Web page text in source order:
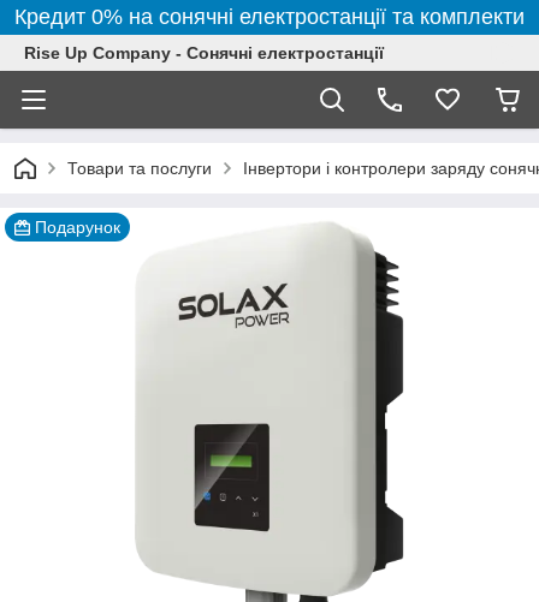
Кредит 0% на сонячні електростанції та комплекти
Rise Up Company - Сонячні електростанції
Товари та послуги Інвертори і контролери заряду
Подарунок